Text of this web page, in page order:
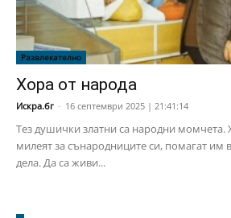
Развлекателно
Хора от народа
Искра.бг - 16 септември 2025 | 21:41:14
Тез душички златни са народни момчета.
милеят за сънародниците си, помагат им
дела. Да са живи...